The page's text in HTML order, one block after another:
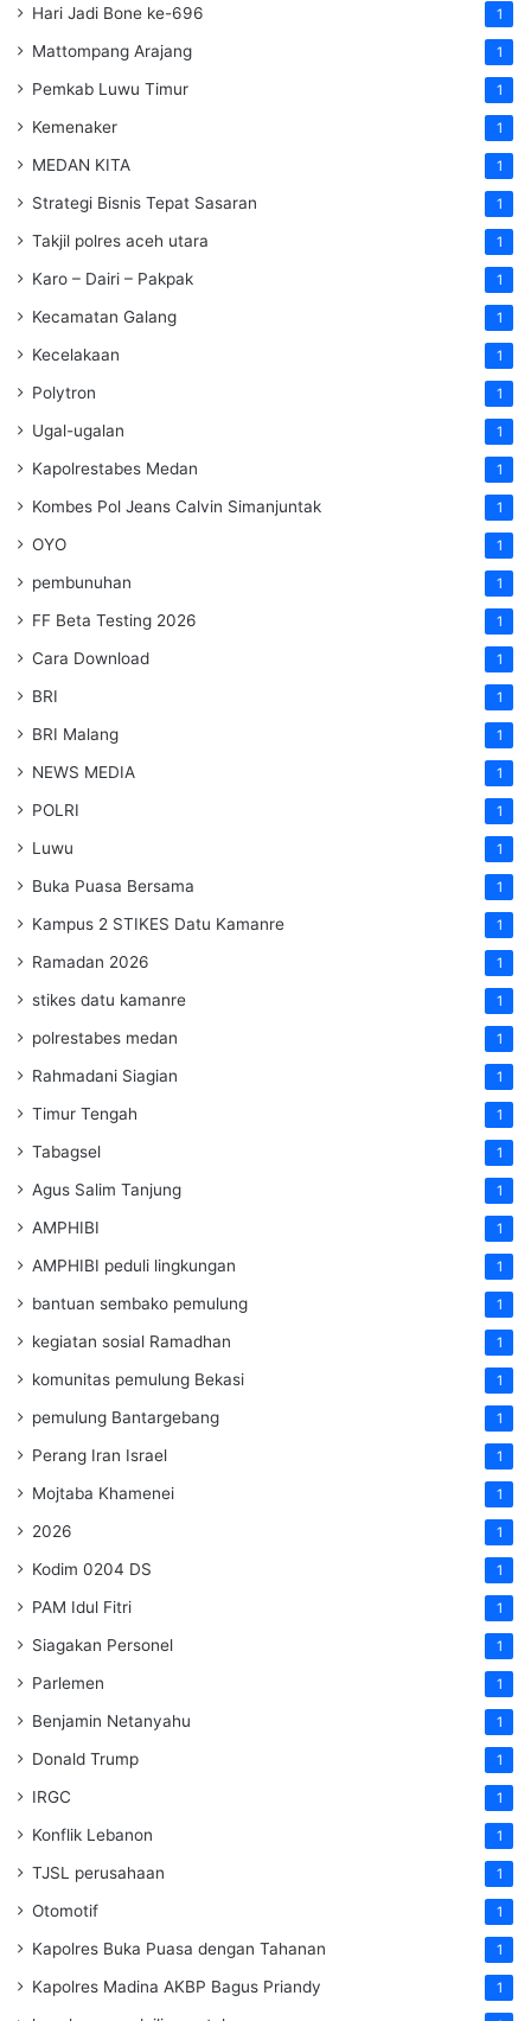
Hari Jadi Bone ke-696 1
Mattompang Arajang 1
Pemkab Luwu Timur 1
Kemenaker 1
MEDAN KITA 1
Strategi Bisnis Tepat Sasaran 1
Takjil polres aceh utara 1
Karo – Dairi – Pakpak 1
Kecamatan Galang 1
Kecelakaan 1
Polytron 1
Ugal-ugalan 1
Kapolrestabes Medan 1
Kombes Pol Jeans Calvin Simanjuntak 1
OYO 1
pembunuhan 1
FF Beta Testing 2026 1
Cara Download 1
BRI 1
BRI Malang 1
NEWS MEDIA 1
POLRI 1
Luwu 1
Buka Puasa Bersama 1
Kampus 2 STIKES Datu Kamanre 1
Ramadan 2026 1
stikes datu kamanre 1
polrestabes medan 1
Rahmadani Siagian 1
Timur Tengah 1
Tabagsel 1
Agus Salim Tanjung 1
AMPHIBI 1
AMPHIBI peduli lingkungan 1
bantuan sembako pemulung 1
kegiatan sosial Ramadhan 1
komunitas pemulung Bekasi 1
pemulung Bantargebang 1
Perang Iran Israel 1
Mojtaba Khamenei 1
2026 1
Kodim 0204 DS 1
PAM Idul Fitri 1
Siagakan Personel 1
Parlemen 1
Benjamin Netanyahu 1
Donald Trump 1
IRGC 1
Konflik Lebanon 1
TJSL perusahaan 1
Otomotif 1
Kapolres Buka Puasa dengan Tahanan 1
Kapolres Madina AKBP Bagus Priandy 1